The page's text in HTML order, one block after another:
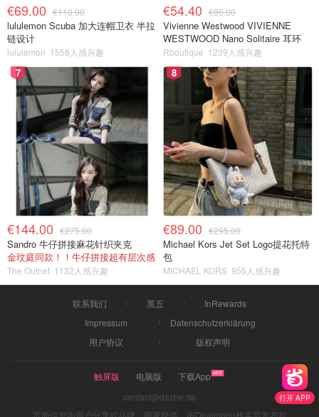
打开 APP
€69.00 €118.00
lululemon Scuba 加大连帽卫衣 半拉
链设计
lululemon 1558人感兴趣
€54.40 €85.00
Vivienne Westwood VIVIENNE
WESTWOOD Nano Solitaire 耳环
Rboutique 1239人感兴趣
7
€144.00 €275.00
Sandro 牛仔拼接麻花针织夹克
金玟庭同款！！牛仔拼接超有层次感
The Outnet 1132人感兴趣
8
€89.00 €295.00
Michael Kors Jet Set Logo提花托特
包
MICHAEL KORS 955人感兴趣
联系我们 黑五
InRewards
Impressum
Datenschutzerklärung
用户协议
版权声明
触屏版 电脑版
下载App
contact@dazhe.de
页面信息由用户分享或品牌、商家提供，由Dealmoon核实后发布折